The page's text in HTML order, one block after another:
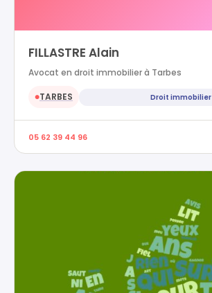
FILLASTRE Alain
Avocat en droit immobilier à Tarbes
●TARBES Droit immobilier
05 62 39 44 96